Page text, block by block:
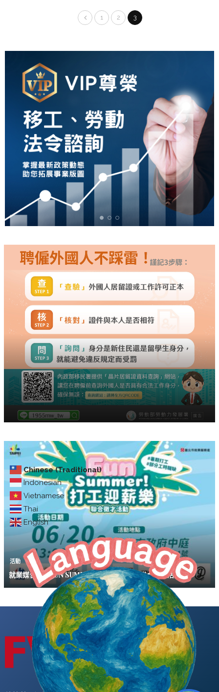
Chinese (Traditional)
Indonesian
Vietnamese
Thai
English
1 2 3
活動
就業媒合｜「FUN SUMMER 打工迎薪樂 」聯合徵才活動